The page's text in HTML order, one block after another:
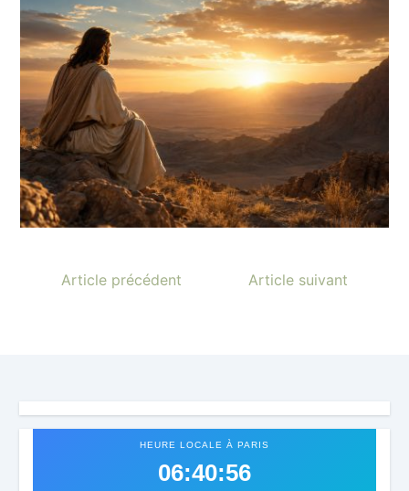
Article précédent Article suivant
HEURE LOCALE À PARIS
06:40:59